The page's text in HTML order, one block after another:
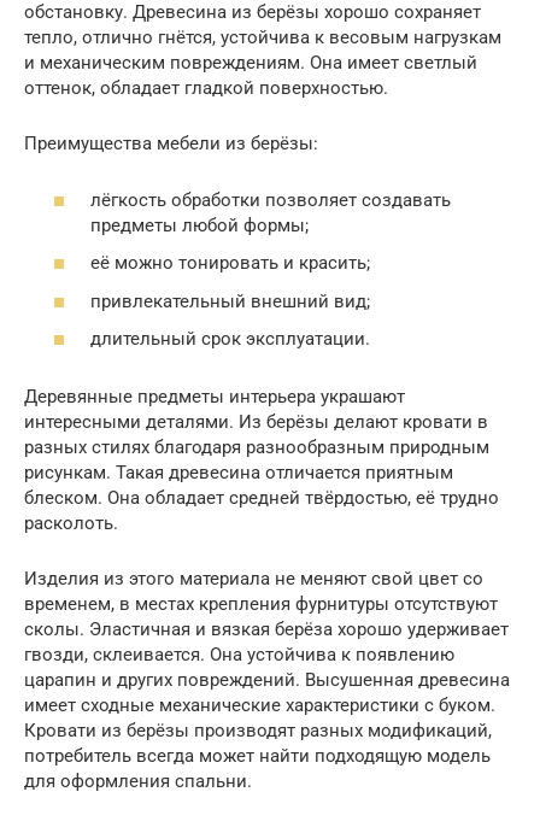
обстановку. Древесина из берёзы хорошо сохраняет
тепло, отлично гнётся, устойчива к весовым нагрузкам
и механическим повреждениям. Она имеет светлый
оттенок, обладает гладкой поверхностью.
Преимущества мебели из берёзы:
лёгкость обработки позволяет создавать
предметы любой формы;
её можно тонировать и красить;
привлекательный внешний вид;
длительный срок эксплуатации.
Деревянные предметы интерьера украшают
интересными деталями. Из берёзы делают кровати в
разных стилях благодаря разнообразным природным
рисункам. Такая древесина отличается приятным
блеском. Она обладает средней твёрдостью, её трудно
расколоть.
Изделия из этого материала не меняют свой цвет со
временем, в местах крепления фурнитуры отсутствуют
сколы. Эластичная и вязкая берёза хорошо удерживает
гвозди, склеивается. Она устойчива к появлению
царапин и других повреждений. Высушенная древесина
имеет сходные механические характеристики с буком.
Кровати из берёзы производят разных модификаций,
потребитель всегда может найти подходящую модель
для оформления спальни.